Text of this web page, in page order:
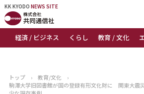
KK KYODO NEWS SITE
経済 / ビジネス くらし 教育 / 文化
KK KYODONEWS SITE
トップページ
ニュース
トップ › 教育/文化
›
駒澤大学旧図書館が国の登録有形文化財に 関東大震